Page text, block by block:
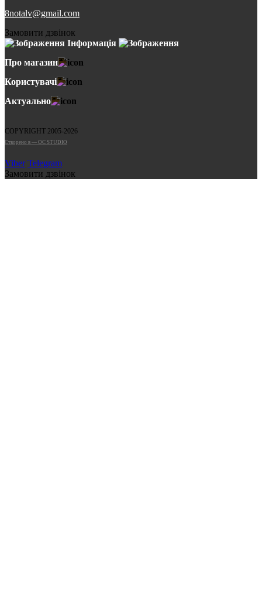
8notalv@gmail.com
Замовити дзвінок
Інформація
Про магазин
Користувачі
Актуально
COPYRIGHT 2005-2026
Cтворено в — OC STUDIO
Viber Telegram
Замовити дзвінок